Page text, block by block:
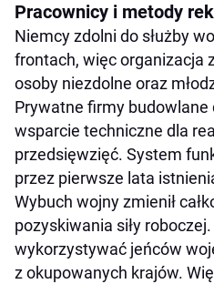
Pracownicy i metody
Niemcy zdolni do służby
frontach, więc organizacja
osoby niezdolne oraz
Prywatne firmy budowlane
wsparcie techniczne dla
przedsięwzięć. System
przez pierwsze lata
Wybuch wojny zmienił
pozyskiwania siły
wykorzystywać jeńców
z okupowanych krajów.